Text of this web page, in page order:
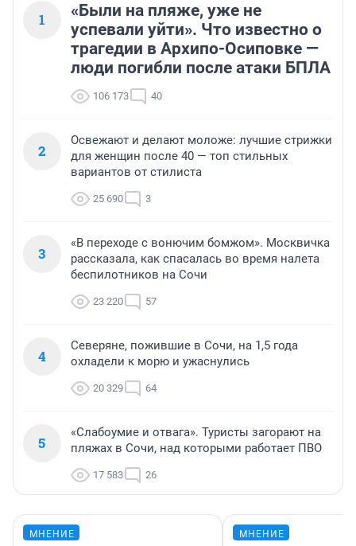
1
«Были на пляже, уже не
успевали уйти». Что известно о
трагедии в Архипо-Осиповке —
люди погибли после атаки БПЛА
106 173 40
2
Освежают и делают моложе: лучшие стрижки
для женщин после 40 — топ стильных
вариантов от стилиста
25 690 3
3
«В переходе с вонючим бомжом». Москвичка
рассказала, как спасалась во время налета
беспилотников на Сочи
23 220 57
4
Северяне, пожившие в Сочи, на 1,5 года
охладели к морю и ужаснулись
20 329 64
5
«Слабоумие и отвага». Туристы загорают на
пляжах в Сочи, над которыми работает ПВО
17 583 26
МНЕНИЕ МНЕНИЕ